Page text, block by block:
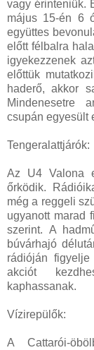
vagy érinteniük.
május 15-én 6
együttes
előtt félbalra
igyekezzenek
előttük
haderő, akkor
Mindenesetre
csupán egyesült
Tengeralattjárók:
Az U4 Valona
őrködik.
még a reggeli
ugyanott marad
szerint. A
búvárhajó
rádióján
akciót
kaphassanak.
Vízirepülők:
A Cattarói-